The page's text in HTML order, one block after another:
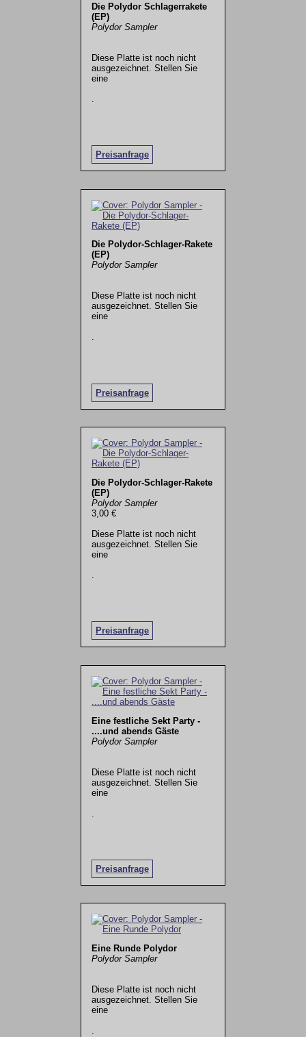
Die Polydor Schlagerrakete
(EP)
Polydor Sampler
Diese Platte ist noch nicht
ausgezeichnet. Stellen Sie
eine
Preisanfrage
Die Polydor-Schlager-Rakete
(EP)
Polydor Sampler
Diese Platte ist noch nicht
ausgezeichnet. Stellen Sie
eine
Preisanfrage
.
Die Polydor-Schlager-Rakete
(EP)
Polydor Sampler
3,00 €
Diese Platte ist noch nicht
ausgezeichnet. Stellen Sie
eine
Preisanfrage
.
Eine festliche Sekt Party -
....und abends Gäste
Polydor Sampler
Diese Platte ist noch nicht
ausgezeichnet. Stellen Sie
eine
Preisanfrage
Eine Runde Polydor
Polydor Sampler
Diese Platte ist noch nicht
ausgezeichnet. Stellen Sie
eine
.